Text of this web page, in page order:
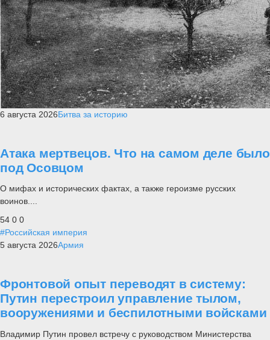
6 августа 2026Битва за историю
Атака мертвецов. Что на самом деле было
под Осовцом
О мифах и исторических фактах, а также героизме русских
воинов....
54 0 0
#Российская империя
5 августа 2026Армия
Фронтовой опыт переводят в систему:
Путин перестроил управление тылом,
вооружениями и беспилотными войсками
Владимир Путин провел встречу с руководством Министерства